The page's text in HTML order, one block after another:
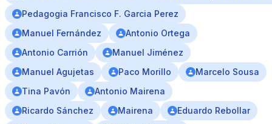
Pedagogia Francisco F. Garcia Perez
Manuel Fernández
Antonio Ortega
Antonio Carrión
Manuel Jiménez
Manuel Agujetas
Paco Morillo
Marcelo Sousa
Tina Pavón
Antonio Mairena
Ricardo Sánchez
Mairena
Eduardo Rebollar